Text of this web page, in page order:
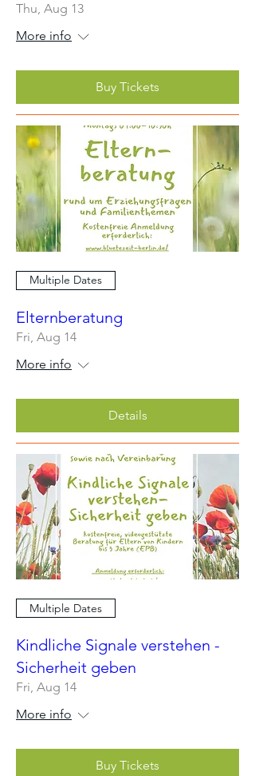
Thu, Aug 13
More info
Buy Tickets
Multiple Dates
Elternberatung
Fri, Aug 14
More info
Details
Multiple Dates
Kindliche Signale verstehen -
Sicherheit geben
Fri, Aug 14
More info
Buy Tickets